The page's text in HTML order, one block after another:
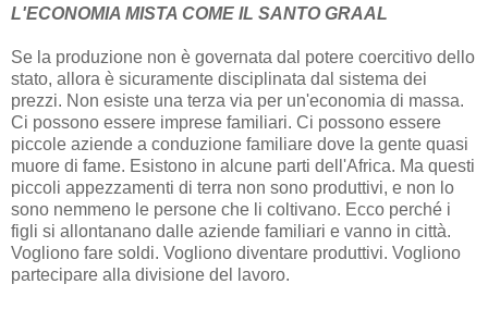
L'ECONOMIA MISTA COME IL SANTO GRAAL
Se la produzione non è governata dal potere coercitivo dello
stato, allora è sicuramente disciplinata dal sistema dei
prezzi. Non esiste una terza via per un'economia di massa.
Ci possono essere imprese familiari. Ci possono essere
piccole aziende a conduzione familiare dove la gente quasi
muore di fame. Esistono in alcune parti dell'Africa. Ma questi
piccoli appezzamenti di terra non sono produttivi, e non lo
sono nemmeno le persone che li coltivano. Ecco perché i
figli si allontanano dalle aziende familiari e vanno in città.
Vogliono fare soldi. Vogliono diventare produttivi. Vogliono
partecipare alla divisione del lavoro.